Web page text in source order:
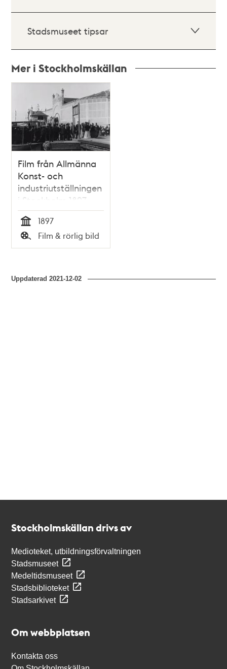
Stadsmuseet tipsar
Mer i Stockholmskällan
och
teman
Film från Allmänna
Konst- och
industriutställningen
i Stockholm 1897
(Jubileumsutställningen)
Tid
1897
Typ
Film & rörlig bild
Uppdaterad2021-12-02
Stockholmskällan drivs av
Medioteket, utbildningsförvaltningen
Stadsmuseet
Medeltidsmuseet
Stadsbiblioteket
Stadsarkivet
Om webbplatsen
Kontakta oss